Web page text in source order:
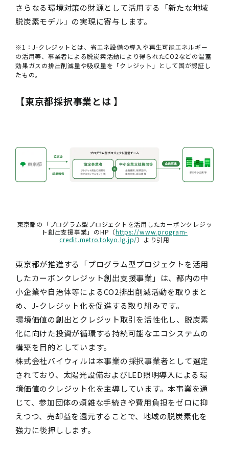
さらなる環境対策の財源として活用する「新たな地域
脱炭素モデル」の実現に寄与します。
※1：J-クレジットとは、省エネ設備の導入や再生可能エネルギー
の活用等、事業者による脱炭素活動により得られたCO2などの温室
効果ガスの排出削減量や吸収量を「クレジット」として国が認証し
たもの。
【東京都採択事業とは】
東京都の「プログラム型プロジェクトを活用したカーボンクレジッ
ト創出支援事業」のHP（https://www.program-
credit.metro.tokyo.lg.jp/）より引用
東京都が推進する「プログラム型プロジェクトを活用
したカーボンクレジット創出支援事業」は、都内の中
小企業や自治体等によるCO2排出削減活動を取りまと
め、J-クレジット化を促進する取り組みです。
環境価値の創出とクレジット取引を活性化し、脱炭素
化に向けた投資が循環する持続可能なエコシステムの
構築を目的としています。
株式会社バイウィルは本事業の採択事業者として選定
されており、太陽光設備およびLED照明導入による環
境価値のクレジット化を主導しています。本事業を通
じて、参加団体の煩雑な手続きや費用負担をゼロに抑
えつつ、売却益を還元することで、地域の脱炭素化を
強力に後押しします。